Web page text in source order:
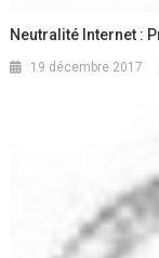
Neutralité Internet :
19 décembre 2017